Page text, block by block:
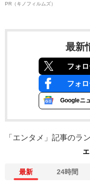
PR（キノフィルムズ）
最新
フォ
フォ
Googleニ
「エンタメ」記事のラ
最新 24時間